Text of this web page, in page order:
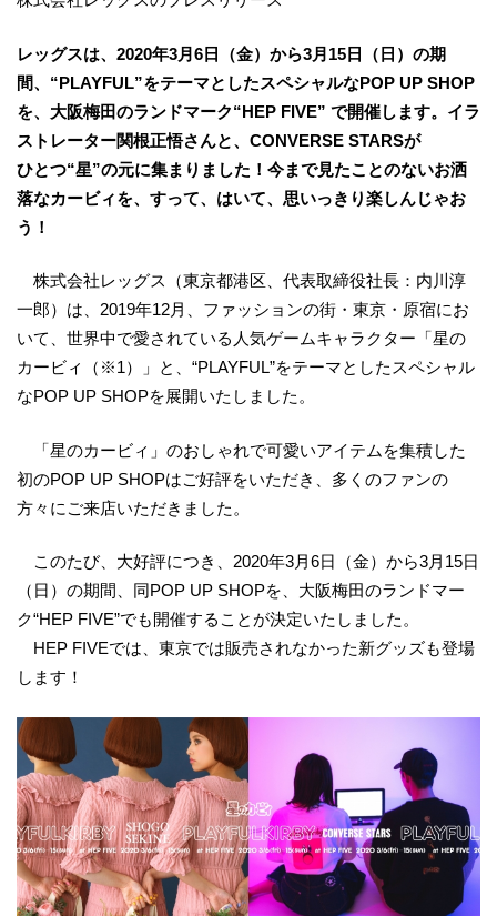
レッグスは、2020年3月6日（金）から3月15日（日）の期
間、“PLAYFUL”をテーマとしたスペシャルなPOP UP SHOP
を、大阪梅田のランドマーク“HEP FIVE” で開催します。イラ
ストレーター関根正悟さんと、CONVERSE STARSが
ひとつ“星”の元に集まりました！今まで見たことのないお洒
落なカービィを、すって、はいて、思いっきり楽しんじゃお
う！
株式会社レッグス（東京都港区、代表取締役社長：内川淳
一郎）は、2019年12月、ファッションの街・東京・原宿にお
いて、世界中で愛されている人気ゲームキャラクター「星の
カービィ（※1）」と、“PLAYFUL”をテーマとしたスペシャル
なPOP UP SHOPを展開いたしました。
「星のカービィ」のおしゃれで可愛いアイテムを集積した
初のPOP UP SHOPはご好評をいただき、多くのファンの
方々にご来店いただきました。
このたび、大好評につき、2020年3月6日（金）から3月15日
（日）の期間、同POP UP SHOPを、大阪梅田のランドマー
ク“HEP FIVE”でも開催することが決定いたしました。
HEP FIVEでは、東京では販売されなかった新グッズも登場
します！